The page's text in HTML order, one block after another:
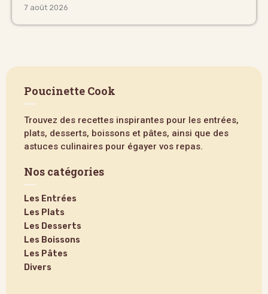
7 août 2026
Poucinette Cook
Trouvez des recettes inspirantes pour les entrées,
plats, desserts, boissons et pâtes, ainsi que des
astuces culinaires pour égayer vos repas.
Nos catégories
Les Entrées
Les Plats
Les Desserts
Les Boissons
Les Pâtes
Divers